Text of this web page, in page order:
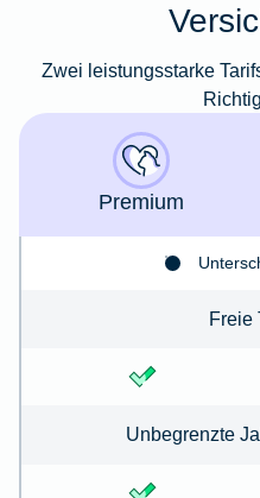
Zwei leistungsstarke
Premium
Freie
Unbegrenzte